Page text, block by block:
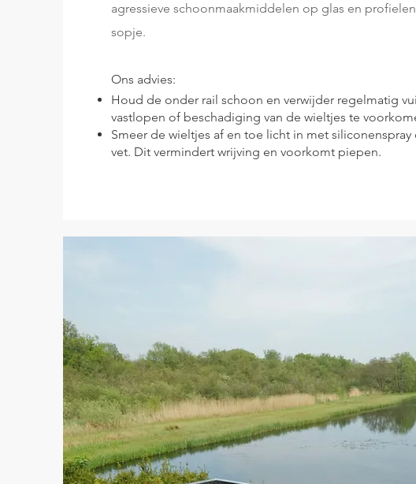
agressieve schoonmaakmiddelen op glas en
sopje.
Ons advies:
Houd de onder rail schoon en verwijder regelmatig
vastlopen of beschadiging van de wieltjes te
Smeer de wieltjes af en toe licht in met
vet. Dit vermindert wrijving en voorkomt piepen.